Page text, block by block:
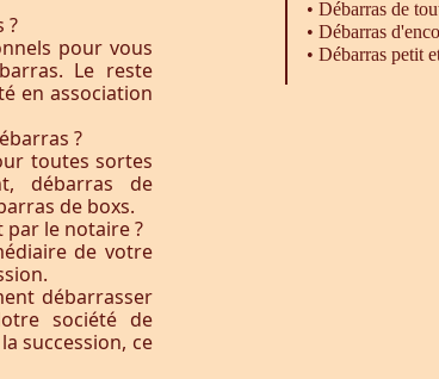
?
pour vous
Le reste
en association
?
toutes sortes
débarras de
de boxs.
le notaire ?
de votre
débarrasser
société de
succession, ce
• Débarras de
• Débarras
• Débarras petit